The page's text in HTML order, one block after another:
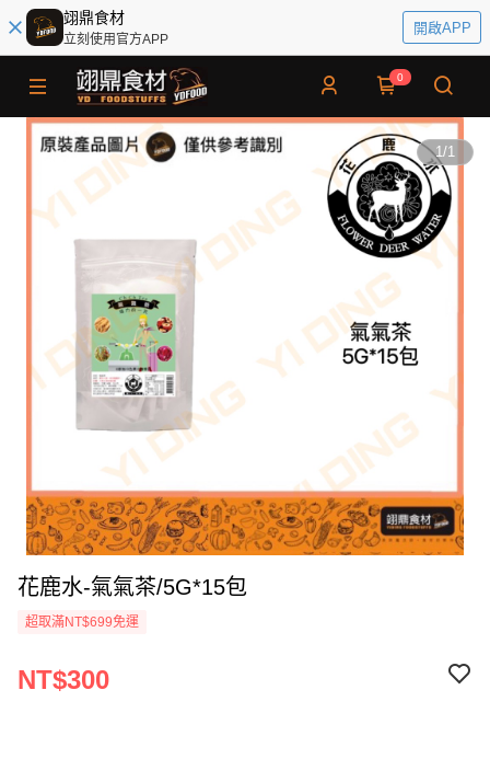
翊鼎食材
立刻使用官方APP
開啟APP
0
1/1
花鹿水-氣氣茶/5G*15包
超取滿NT$699免運
NT$300